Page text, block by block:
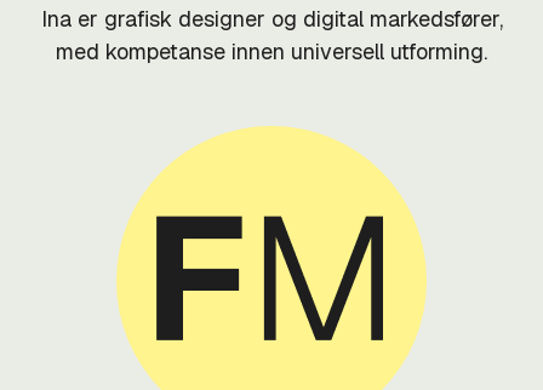
Ina er grafisk designer og digital markedsfører,
med kompetanse innen universell utforming.